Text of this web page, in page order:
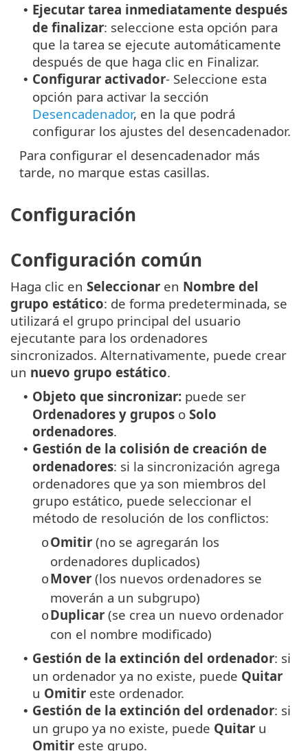
• Ejecutar tarea inmediatamente después
de finalizar: seleccione esta opción para
que la tarea se ejecute automáticamente
después de que haga clic en Finalizar.
• Configurar activador- Seleccione esta
opción para activar la sección
Desencadenador, en la que podrá
configurar los ajustes del desencadenador.
Para configurar el desencadenador más
tarde, no marque estas casillas.
Configuración
Configuración común
Haga clic en Seleccionar en Nombre del
grupo estático: de forma predeterminada, se
utilizará el grupo principal del usuario
ejecutante para los ordenadores
sincronizados. Alternativamente, puede crear
un nuevo grupo estático.
• Objeto que sincronizar: puede ser
Ordenadores y grupos o Solo
ordenadores.
• Gestión de la colisión de creación de
ordenadores: si la sincronización agrega
ordenadores que ya son miembros del
grupo estático, puede seleccionar el
método de resolución de los conflictos:
oOmitir (no se agregarán los
ordenadores duplicados)
oMover (los nuevos ordenadores se
moverán a un subgrupo)
oDuplicar (se crea un nuevo ordenador
con el nombre modificado)
• Gestión de la extinción del ordenador: si
un ordenador ya no existe, puede Quitar
u Omitir este ordenador.
• Gestión de la extinción del ordenador: si
un grupo ya no existe, puede Quitar u
Omitir este grupo.